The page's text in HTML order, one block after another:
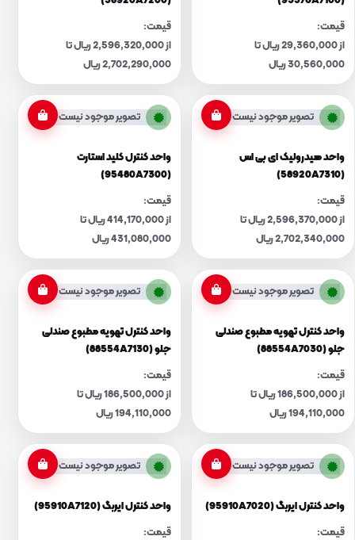
قیمت:
از 29,360,000 ریال تا
30,560,000 ریال
قیمت:
از 2,596,320,000 ریال تا
2,702,290,000 ریال
تصویر موجود نیست
واحد هیدرولیک ای بی اس
(58920A7310)
قیمت:
از 2,596,370,000 ریال تا
2,702,340,000 ریال
تصویر موجود نیست
واحد کنترل کلید استارت
(95480A7300)
قیمت:
از 414,170,000 ریال تا
431,080,000 ریال
تصویر موجود نیست
واحد کنترل تهویه مطبوع صندلی
جلو (88554A7030)
قیمت:
از 186,500,000 ریال تا
194,110,000 ریال
تصویر موجود نیست
واحد کنترل تهویه مطبوع صندلی
جلو (88554A7130)
قیمت:
از 186,500,000 ریال تا
194,110,000 ریال
تصویر موجود نیست
واحد کنترل ایربگ (95910A7020)
قیمت:
تصویر موجود نیست
واحد کنترل ایربگ (95910A7120)
قیمت: